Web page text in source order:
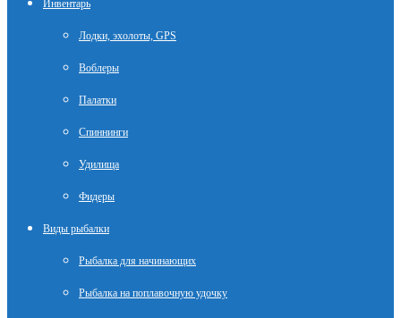
Инвентарь
Лодки, эхолоты, GPS
Воблеры
Палатки
Спиннинги
Удилища
Фидеры
Виды рыбалки
Рыбалка для начинающих
Рыбалка на поплавочную удочку